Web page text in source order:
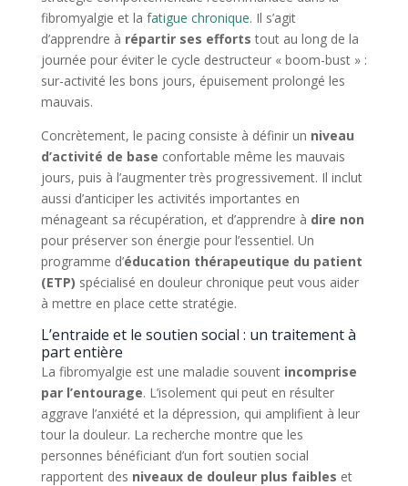
fibromyalgie et la fatigue chronique. Il s’agit
d’apprendre à répartir ses efforts tout au long de la
journée pour éviter le cycle destructeur « boom-bust » :
sur-activité les bons jours, épuisement prolongé les
mauvais.
Concrètement, le pacing consiste à définir un niveau
d’activité de base confortable même les mauvais
jours, puis à l’augmenter très progressivement. Il inclut
aussi d’anticiper les activités importantes en
ménageant sa récupération, et d’apprendre à dire non
pour préserver son énergie pour l’essentiel. Un
programme d’éducation thérapeutique du patient
(ETP) spécialisé en douleur chronique peut vous aider
à mettre en place cette stratégie.
L’entraide et le soutien social : un traitement à
part entière
La fibromyalgie est une maladie souvent incomprise
par l’entourage. L’isolement qui peut en résulter
aggrave l’anxiété et la dépression, qui amplifient à leur
tour la douleur. La recherche montre que les
personnes bénéficiant d’un fort soutien social
rapportent des niveaux de douleur plus faibles et